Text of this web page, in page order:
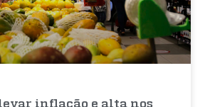
inflação e alta nos